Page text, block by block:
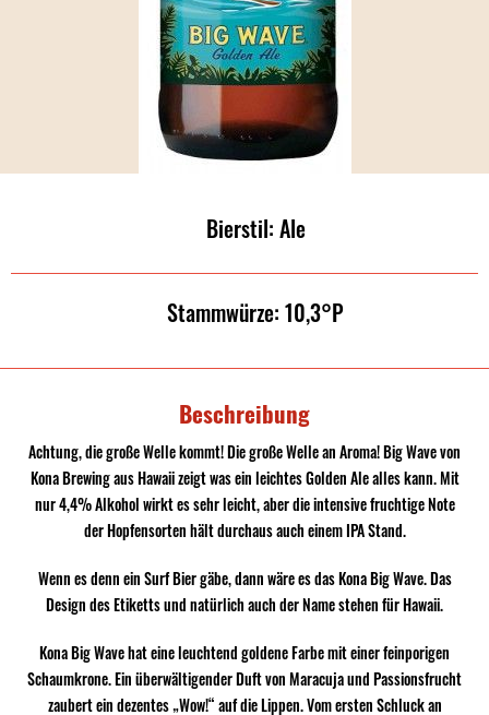
Bierstil: Ale
Stammwürze: 10,3°P
Beschreibung
Achtung, die große Welle kommt! Die große Welle an Aroma! Big Wave von
Kona Brewing aus Hawaii zeigt was ein leichtes Golden Ale alles kann. Mit
nur 4,4% Alkohol wirkt es sehr leicht, aber die intensive fruchtige Note
der Hopfensorten hält durchaus auch einem IPA Stand.
Wenn es denn ein Surf Bier gäbe, dann wäre es das Kona Big Wave. Das
Design des Etiketts und natürlich auch der Name stehen für Hawaii.
Kona Big Wave hat eine leuchtend goldene Farbe mit einer feinporigen
Schaumkrone. Ein überwältigender Duft von Maracuja und Passionsfrucht
zaubert ein dezentes „Wow!“ auf die Lippen. Vom ersten Schluck an